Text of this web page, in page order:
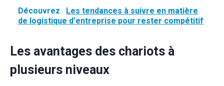
Découvrez
Les tendances à suivre en matière
de logistique d'entreprise pour rester compétitif
Les avantages des chariots à
plusieurs niveaux